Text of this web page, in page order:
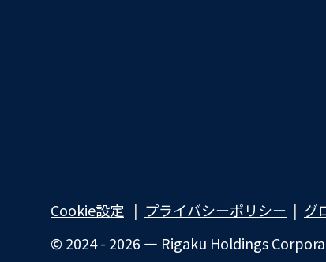
© 2024 - 2026 — Rigaku Holdings
Cookie設定 プライバシーポリシー​ グ